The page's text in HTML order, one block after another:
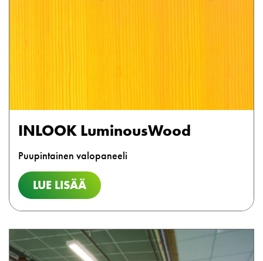
INLOOK LuminousWood
Puupintainen valopaneeli
LUE LISÄÄ